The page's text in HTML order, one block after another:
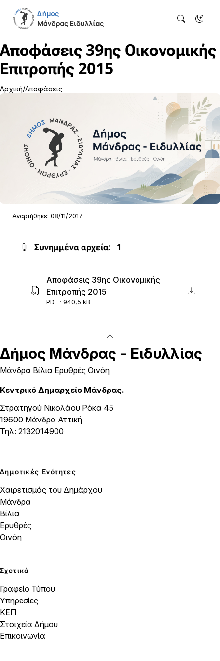
Αποφάσεις 39ης Οικονομικής
Επιτροπής 2015
Αρχική Αποφάσεις
Αναρτήθηκε: 08/11/2017
Συνημμένα αρχεία: 1
Aποφάσεις 39ης Οικονομικής
Επιτροπής 2015
PDF · 940,5 kB
Δήμος Μάνδρας - Ειδυλλίας
Μάνδρα Βίλια Ερυθρές Οινόη
Κεντρικό Δημαρχείο Μάνδρας.
Στρατηγού Νικολάου Ρόκα 45
19600 Μάνδρα Αττική
Τηλ: 2132014900
Δημοτικές Ενότητες
Χαιρετισμός του Δημάρχου
Μάνδρα
Βίλια
Ερυθρές
Οινόη
Σχετικά
Γραφείο Τύπου
Υπηρεσίες
ΚΕΠ
Στοιχεία Δήμου
Επικοινωνία